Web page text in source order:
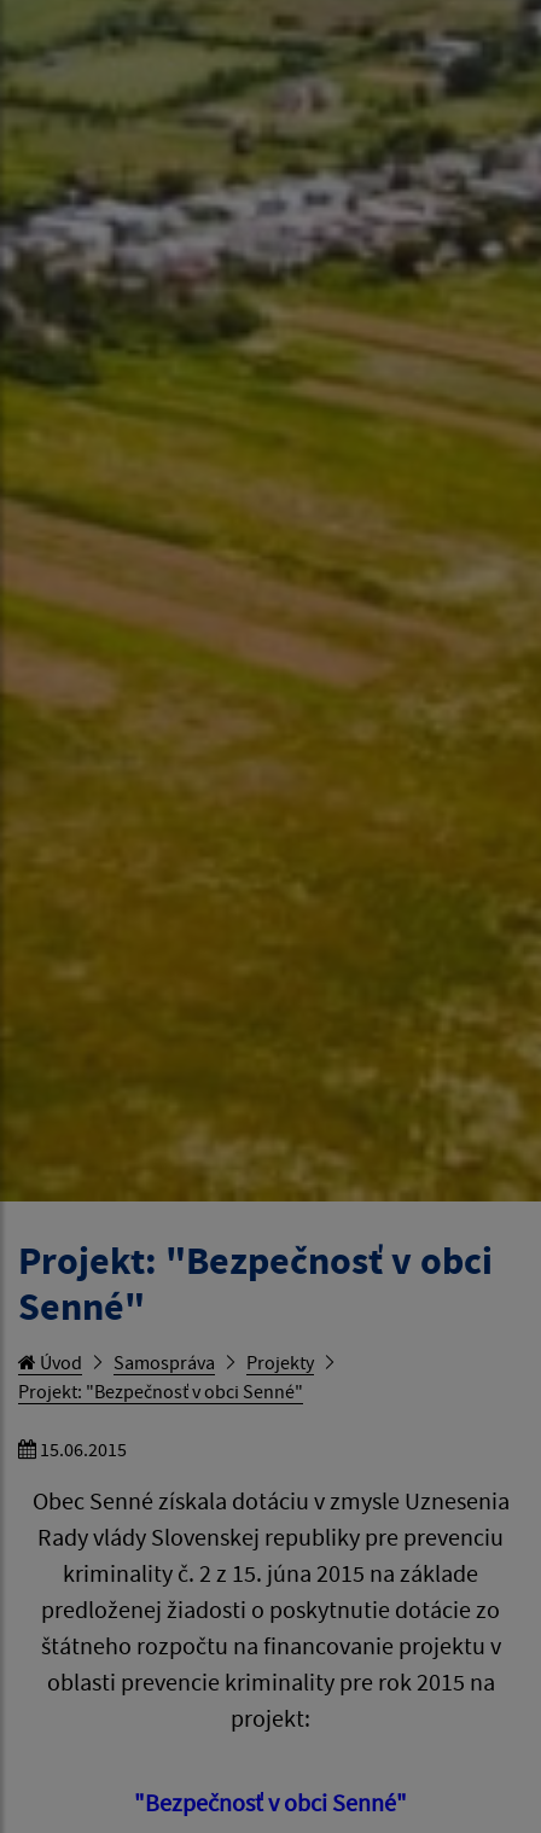
Projekt: "Bezpečnosť v obci
Senné"
Úvod Samospráva
Projekty
Projekt: "Bezpečnosť v obci Senné"
15.06.2015
Obec Senné získala dotáciu v zmysle Uznesenia
Rady vlády Slovenskej republiky pre prevenciu
kriminality č. 2 z 15. júna 2015 na základe
predloženej žiadosti o poskytnutie dotácie zo
štátneho rozpočtu na financovanie projektu v
oblasti prevencie kriminality pre rok 2015 na
projekt:
"Bezpečnosť v obci Senné"